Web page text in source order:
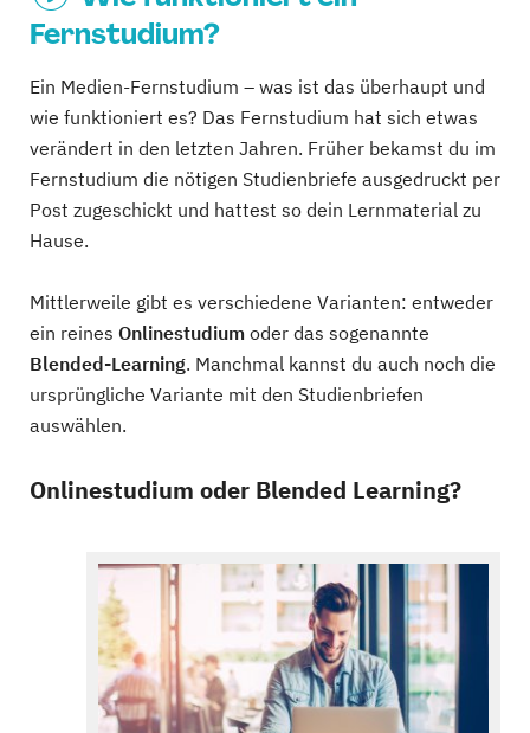
Fernstudium?
Ein Medien-Fernstudium – was ist das überhaupt und
wie funktioniert es? Das Fernstudium hat sich etwas
verändert in den letzten Jahren. Früher bekamst du im
Fernstudium die nötigen Studienbriefe ausgedruckt per
Post zugeschickt und hattest so dein Lernmaterial zu
Hause.
Mittlerweile gibt es verschiedene Varianten: entweder
ein reines Onlinestudium oder das sogenannte
Blended-Learning. Manchmal kannst du auch noch die
ursprüngliche Variante mit den Studienbriefen
auswählen.
Onlinestudium oder Blended Learning?